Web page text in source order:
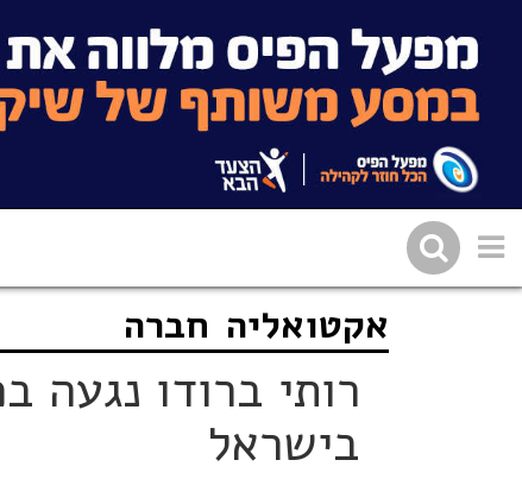
שתפו בפייסבוק
אקטואליה חברה
רותי ברודו נגעה
בישראל